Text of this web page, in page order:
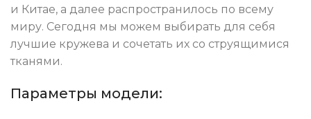
и Китае, а далее распространилось по всему
миру. Сегодня мы можем выбирать для себя
лучшие кружева и сочетать их со струящимися
тканями.
Параметры модели: